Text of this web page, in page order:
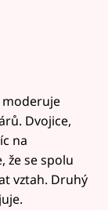
Dvojice,
na
že se spolu
vztah. Druhý